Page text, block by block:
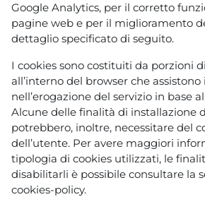
Google Analytics, per il corretto
pagine web e per il miglioramento
dettaglio specificato di seguito.
I cookies sono costituiti da porzioni
all’interno del browser che assistono
nell’erogazione del servizio in base
Alcune delle finalità di installazione
potrebbero, inoltre, necessitare del
dell’utente. Per avere maggiori
tipologia di cookies utilizzati, le
disabilitarli è possibile consultare la
cookies-policy.